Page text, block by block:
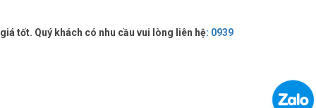
tốt. Quý khách có nhu cầu vui lòng liên hệ: 0939